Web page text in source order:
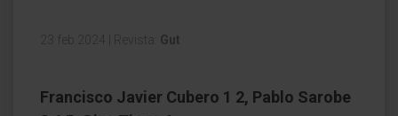
23 feb 2024 Revista: Gut
Francisco Javier Cubero 1 2, Pablo Sarobe